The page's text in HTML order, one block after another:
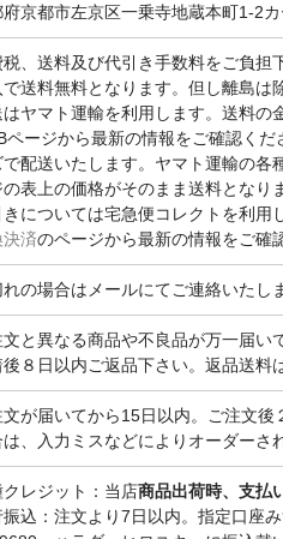
府京都市左京区一乗寺地蔵本町1-2
税、送料及び代引き手数料をご負
で送料無料となります。但し離島は
はヤマト運輸を利用します。送料の
ページから最新の情報をご確認く
で配送いたします。ヤマト運輸の各
の表上の価格がそのまま送料となり
きについては宅急便コレクトを利用
決済のページから最新の情報をご確
の場合はメールにてご連絡いたし
文と異なる商品や不良品が万一届
後８日以内ご返品下さい。返品送料
文が届いてから15日以内。ご注文
、入力ミスなどによりオーダーさ
クレジット：当店商品出荷時、支払
振込：注文より7日以内。指定口座